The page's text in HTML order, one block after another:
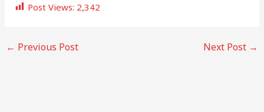
Post Views: 2,342
← Previous Post Next Post →